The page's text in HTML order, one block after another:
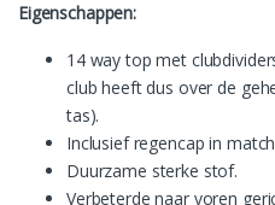
Eigenschappen:
14 way top met
club heeft dus over de
tas).
Inclusief regencap in
Duurzame sterke stof.
Verbeterde naar voren